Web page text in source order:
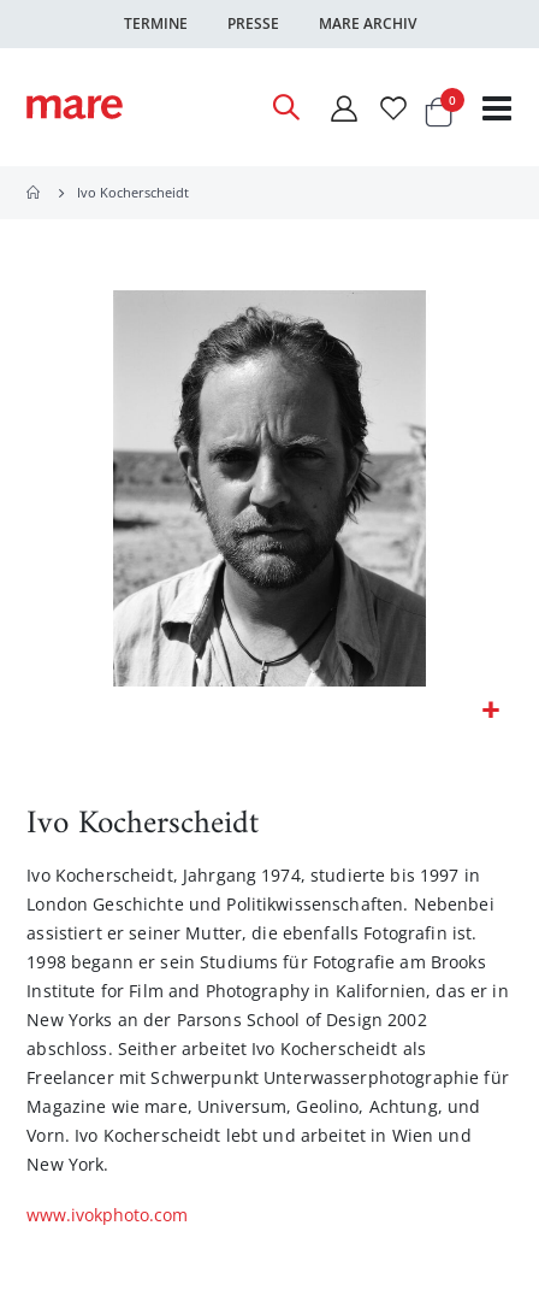
TERMINE PRESSE MARE ARCHIV
Warenkorb
0Artikel
Ivo Kocherscheidt
Bildgalerie
Ivo Kocherscheidt
Ivo Kocherscheidt, Jahrgang 1974, studierte bis 1997 in
London Geschichte und Politikwissenschaften. Nebenbei
assistiert er seiner Mutter, die ebenfalls Fotografin ist.
1998 begann er sein Studiums für Fotografie am Brooks
Institute for Film and Photography in Kalifornien, das er in
New Yorks an der Parsons School of Design 2002
abschloss. Seither arbeitet Ivo Kocherscheidt als
Freelancer mit Schwerpunkt Unterwasserphotographie für
Magazine wie mare, Universum, Geolino, Achtung, und
Vorn. Ivo Kocherscheidt lebt und arbeitet in Wien und
New York.
www.ivokphoto.com